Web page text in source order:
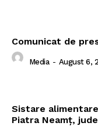
Comunicat de
Media - August 6,
Sistare
Piatra Neamț,